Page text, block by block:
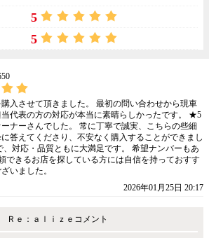
5
5
入させて頂きました。 最初の問い合わせから現車
代表の方の対応が本当に素晴らしかったです。 ★5
ナーさんでした。 常に丁寧で誠実、こちらの些細
答えてくださり、不安なく購入することができまし
対応・品質ともに大満足です。 希望ナンバーもあ
できるお店を探している方には自信を持っておすす
いました。
2026年01月25日 20:17
ｅ：ａｌｉｚｅコメント